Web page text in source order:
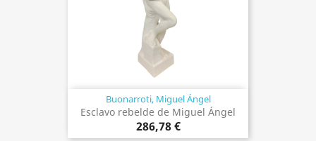
Buonarroti, Miguel Ángel
Esclavo rebelde de Miguel Ángel
286,78 €